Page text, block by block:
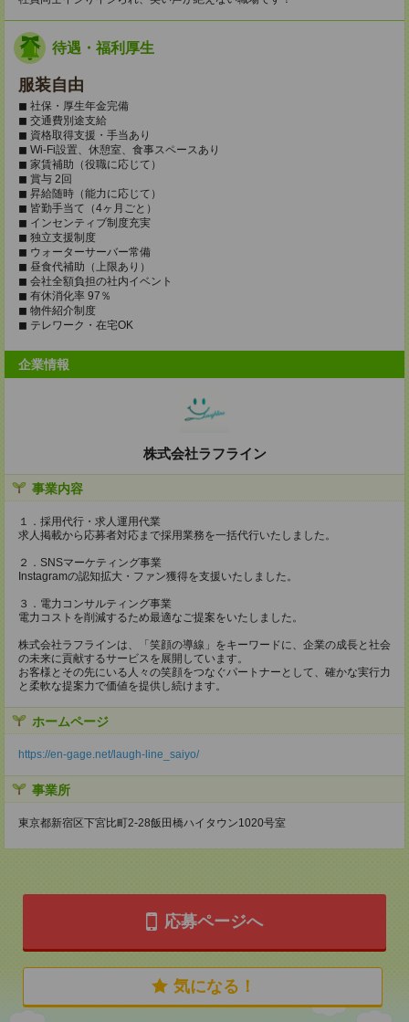
待遇・福利厚生
服装自由
◼︎ 社保・厚生年金完備
◼︎ 交通費別途支給
◼︎ 資格取得支援・手当あり
◼︎ Wi-Fi設置、休憩室、食事スペースあり
◼︎ 家賃補助（役職に応じて）
◼︎ 賞与 2回
◼︎ 昇給随時（能力に応じて）
◼︎ 皆勤手当て（4ヶ月ごと）
◼︎ インセンティブ制度充実
◼︎ 独立支援制度
◼︎ ウォーターサーバー常備
◼︎ 昼食代補助（上限あり）
◼︎ 会社全額負担の社内イベント
◼︎ 有休消化率 97％
◼︎ 物件紹介制度
◼︎ テレワーク・在宅OK
企業情報
株式会社ラフライン
事業内容
１．採用代行・求人運用代業
求人掲載から応募者対応まで採用業務を一括代行いたしました。
２．SNSマーケティング事業
Instagramの認知拡大・ファン獲得を支援いたしました。
３．電力コンサルティング事業
電力コストを削減するため最適なご提案をいたしました。
株式会社ラフラインは、「笑顔の導線」をキーワードに、企業の成長と社会
の未来に貢献するサービスを展開しています。
お客様とその先にいる人々の笑顔をつなぐパートナーとして、確かな実行力
と柔軟な提案力で価値を提供し続けます。
ホームページ
https://en-gage.net/laugh-line_saiyo/
事業所
東京都新宿区下宮比町2-28飯田橋ハイタウン1020号室
応募ページへ
気になる！